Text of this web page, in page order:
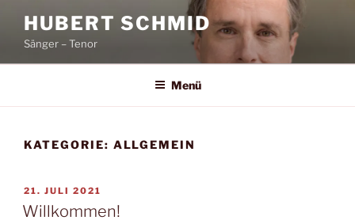
Inhalt
springen
HUBERT SCHMID
Sänger – Tenor
Menü
KATEGORIE: ALLGEMEIN
VERÖFFENTLICHT
AM
21. JULI 2021
Willkommen!